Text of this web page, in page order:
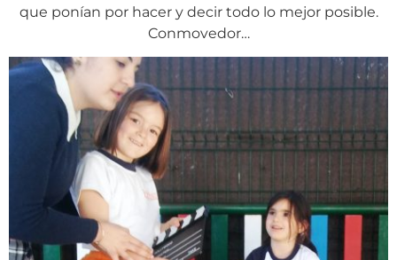
que ponían por hacer y decir todo lo mejor posible.
Conmovedor…